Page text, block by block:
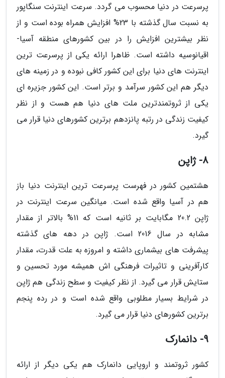
پرسرعت در دنیا محسوب می گردد. سرعت اینترنت سنگاپور
به نسبت سال گذشته با 23% افزایش همراه بوده است و از
نظر بیشترین افزایش را در بین کشورهای منطقه آسیا-
اقیانوسیه داشته است. ظاهرا ارائه یکی از پرسرعت ترین
اینترنت های دنیا برای این کشور کافی نبوده و در زمینه های
دیگر هم این کشور سرآمد و برتر است. این کشور جزیره ای
یکی از ثروتمندترین ملت های دنیا هم هست و از نظر
کیفیت زندگی در رتبه پانزدهم برترین کشورهای دنیا قرار می
گیرد.
8- ژاپن
هشتمین کشور در فهرست پرسرعت ترین اینترنت دنیا باز
هم در آسیا واقع شده است. میانگین سرعت اینترنت در
ژاپن 20.2 مگابایت بر ثانیه است که 11% بالاتر از مقدار
مشابه در سال 2016 است. ژاپن در دهه های گذشته
پیشرفت های بیشماری داشته و امروزه به علت قدرت، مقدار
کارآفرینی و تاثیرات فرهنگی اش همیشه مورد تحسین و
ستایش قرار می گیرد. از نظر کیفیت و سطح زندگی هم ژاپن
در شرایط بسیار مطلوبی واقع شده است و در رده پنجم
برترین کشورهای دنیا قرار می گیرد.
9- دانمارک
کشور ثروتمند و اروپایی دانمارک هم یکی دیگر از ارائه